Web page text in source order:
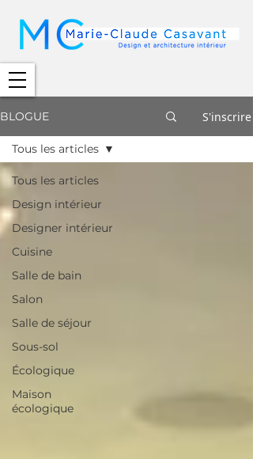
BLOGUE S'inscrire
Tous les articles
Design intérieur
Designer intérieur
Cuisine
Salle de bain
Salon
Salle de séjour
Sous-sol
Écologique
Maison
écologique
Tous les articles